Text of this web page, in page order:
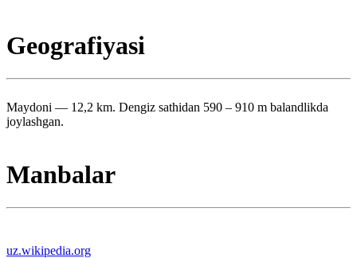
Geografiyasi
Maydoni — 12,2 km. Dengiz sathidan 590 – 910 m balandlikda
joylashgan.
Manbalar
uz.wikipedia.org